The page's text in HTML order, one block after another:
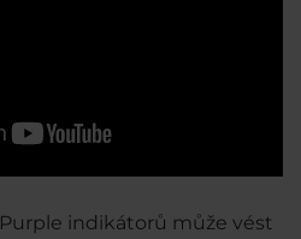
Purple indikátorů může vést